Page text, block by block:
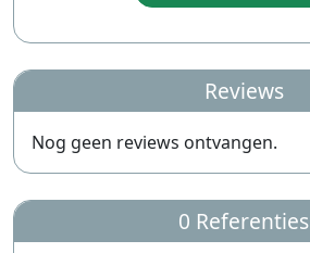
Reviews
Nog geen reviews ontvangen.
0 Referenties